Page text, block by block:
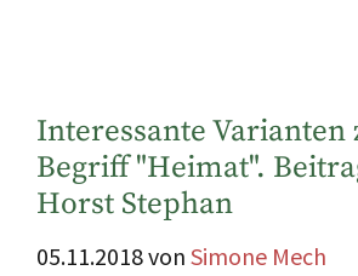
Interessante Varianten
Begriff "Heimat".
Horst Stephan
05.11.2018von Simone Mech